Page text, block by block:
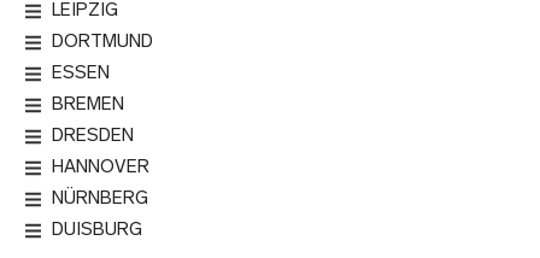
LEIPZIG
DORTMUND
ESSEN
BREMEN
DRESDEN
HANNOVER
NÜRNBERG
DUISBURG